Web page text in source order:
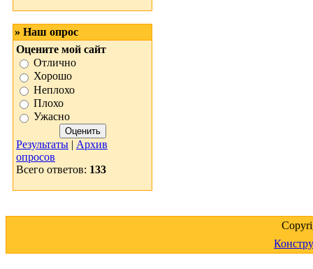
» Наш опрос
Оцените мой сайт
Отлично
Хорошо
Неплохо
Плохо
Ужасно
Результаты | Архив
опросов
Всего ответов: 133